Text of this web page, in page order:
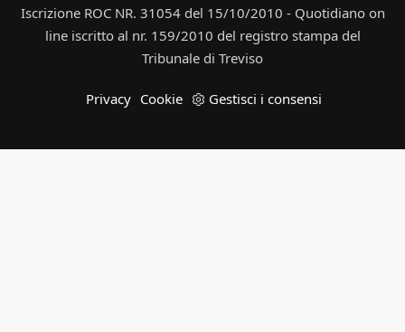
Iscrizione ROC NR. 31054 del 15/10/2010 - Quotidiano on
line iscritto al nr. 159/2010 del registro stampa del
Tribunale di Treviso
Privacy Cookie Gestisci i consensi